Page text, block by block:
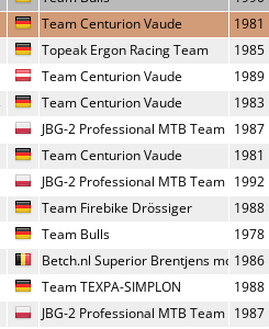
Team Centurion Vaude
1981
Topeak Ergon Racing Team
1985
Team Centurion Vaude
1989
Team Centurion Vaude
1983
JBG-2 Professional MTB Team 1987
Team Centurion Vaude
1981
JBG-2 Professional MTB Team 1992
Team Firebike Drössiger
1988
Team Bulls
1978
Betch.nl Superior Brentjens
1986
Team TEXPA-SIMPLON
1988
JBG-2 Professional MTB Team 1987